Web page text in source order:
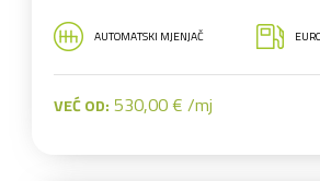
AUTOMATSKI MJENJAČ
VEĆ OD: 530,00 € /mj